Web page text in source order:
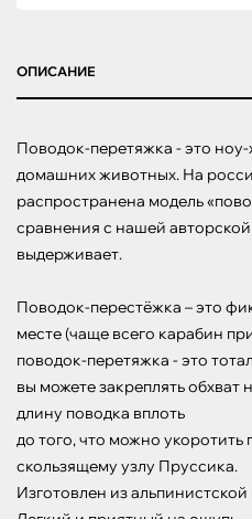
ОПИСАНИЕ
Поводок-перетяжка - это
домашних животных. На
распространена модель
сравнения с нашей
выдерживает.
Поводок-перестёжка – это
месте (чаще всего карабин
поводок-перетяжка - это
вы можете закреплять обхват
длину поводка вплоть
до того, что можно укоротить
скользящему узлу Пруссика.
Изготовлен из